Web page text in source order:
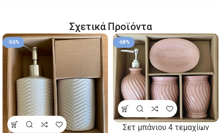
Σχετικά Προϊόντα
-56% -68%
Σετ μπάνιου 4 τεμαχίων